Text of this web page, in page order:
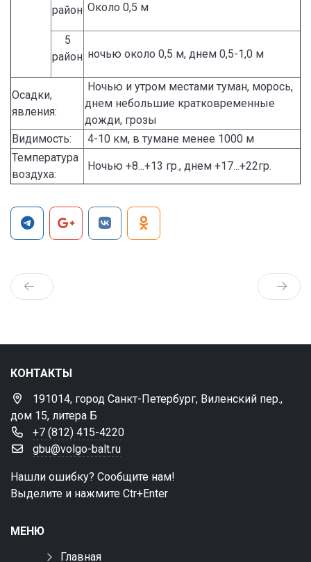
район Около 0,5 м
5
район ночью около 0,5 м, днем 0,5-1,0 м
Осадки,
явления:
Ночью и утром местами туман, морось,
днем небольшие кратковременные
дожди, грозы
Видимость:
4-10 км, в тумане менее 1000 м
Температура
воздуха:
Ночью +8...+13 гр., днем +17...+22гр.
КОНТАКТЫ
191014, город Санкт-Петербург, Виленский пер.,
дом 15, литера Б
+7 (812) 415-4220
gbu@volgo-balt.ru
Нашли ошибку? Сообщите нам!
Выделите и нажмите Ctr+Enter
МЕНЮ
Главная